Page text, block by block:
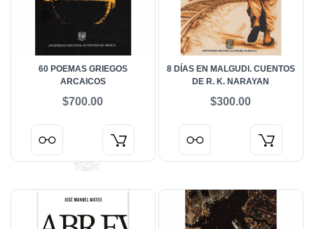
60 POEMAS GRIEGOS
ARCAICOS
$700.00
8 DÍAS EN MALGUDI. CUENTOS
DE R. K. NARAYAN
$300.00